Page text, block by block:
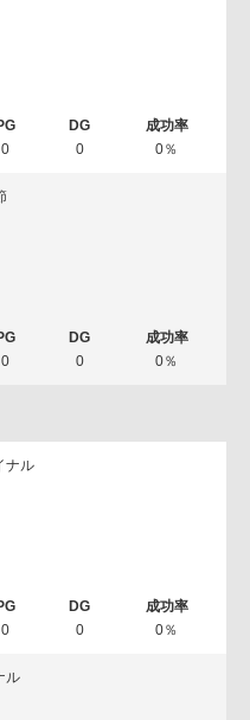
0 0 0％
0 0 0％
ナル
0 0 0％
ル